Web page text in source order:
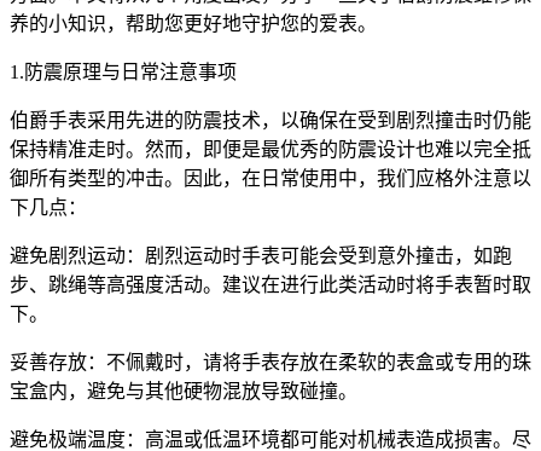
养的小知识，帮助您更好地守护您的爱表。
1.防震原理与日常注意事项
伯爵手表采用先进的防震技术，以确保在受到剧烈撞击时仍能
保持精准走时。然而，即便是最优秀的防震设计也难以完全抵
御所有类型的冲击。因此，在日常使用中，我们应格外注意以
下几点：
避免剧烈运动：剧烈运动时手表可能会受到意外撞击，如跑
步、跳绳等高强度活动。建议在进行此类活动时将手表暂时取
下。
妥善存放：不佩戴时，请将手表存放在柔软的表盒或专用的珠
宝盒内，避免与其他硬物混放导致碰撞。
避免极端温度：高温或低温环境都可能对机械表造成损害。尽